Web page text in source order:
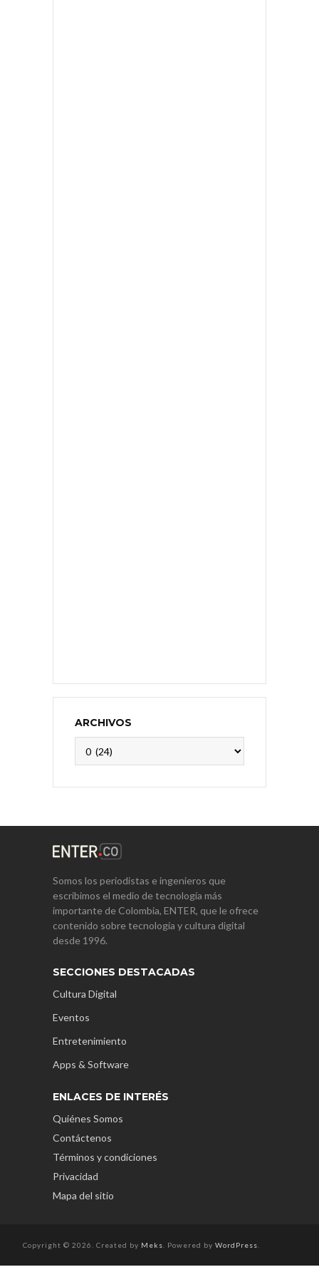
ARCHIVOS
Somos los periodistas e ingenieros que
escribimos el medio de tecnología más
importante de Colombia, ENTER, que le ofrece
contenido sobre tecnología y cultura digital
desde 1996.
SECCIONES DESTACADAS
Cultura Digital
Eventos
Entretenimiento
Apps & Software
ENLACES DE INTERÉS
Quiénes Somos
Contáctenos
Términos y condiciones
Privacidad
Mapa del sitio
Copyright © 2026. Created by Meks . Powered by WordPress